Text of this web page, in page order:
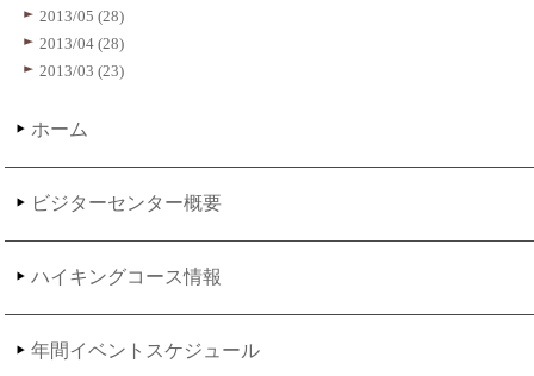
2013/05 (28)
2013/04 (28)
2013/03 (23)
ホーム
ビジターセンター概要
ハイキングコース情報
年間イベントスケジュール